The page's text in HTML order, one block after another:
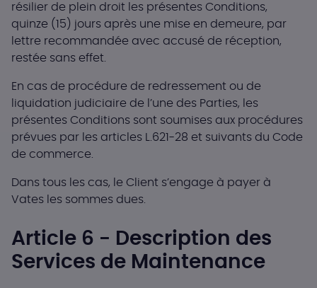
résilier de plein droit les présentes Conditions,
quinze (15) jours après une mise en demeure, par
lettre recommandée avec accusé de réception,
restée sans effet.
En cas de procédure de redressement ou de
liquidation judiciaire de l’une des Parties, les
présentes Conditions sont soumises aux procédures
prévues par les articles L.621-28 et suivants du Code
de commerce.
Dans tous les cas, le Client s’engage à payer à
Vates les sommes dues.
Article 6 - Description des
Services de Maintenance